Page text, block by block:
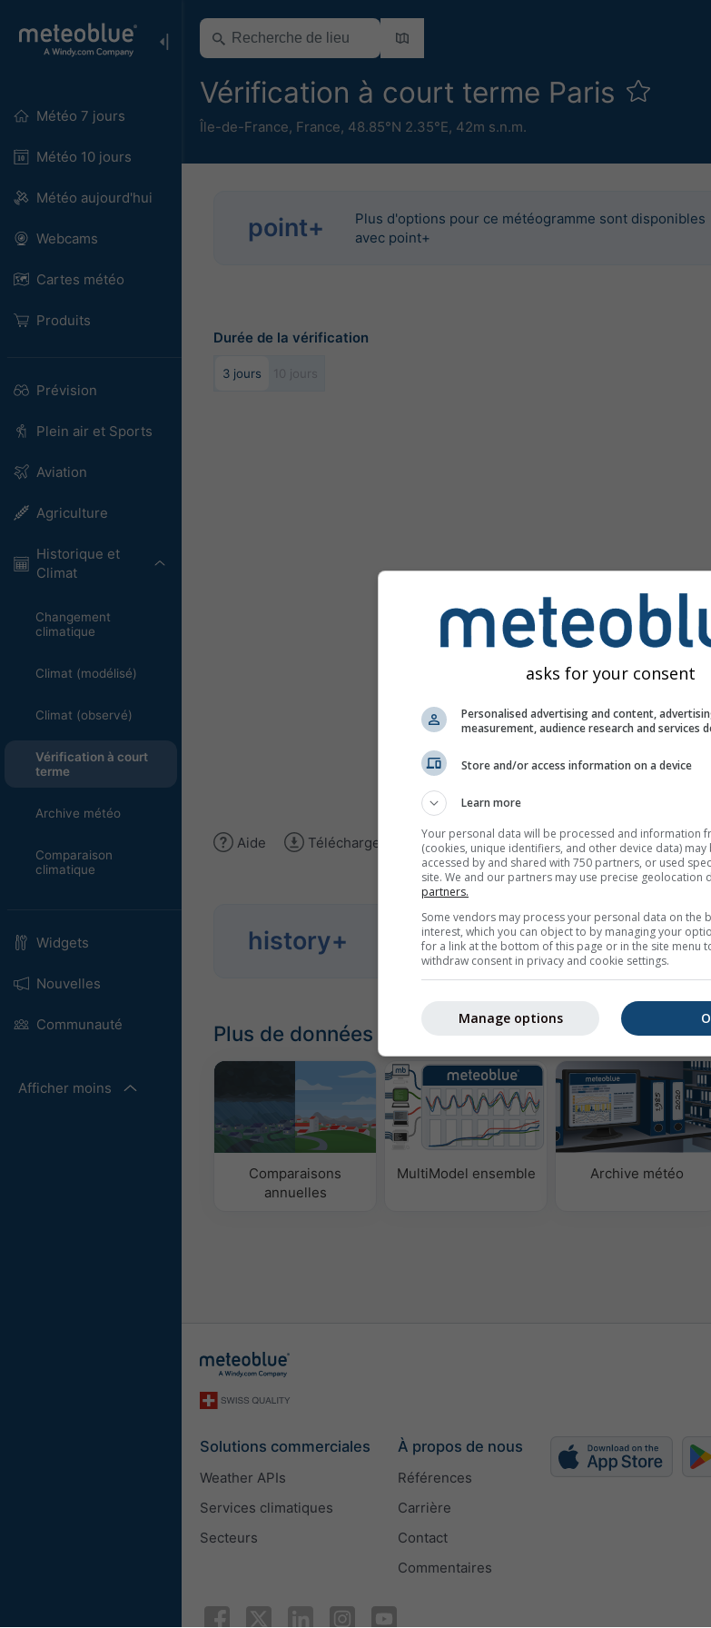
Météo 7 jours
Météo 10 jours
Météo aujourd'hui
Webcams
Cartes météo
Produits
Prévision
Plein air et Sports
Aviation
Agriculture
Historique et
Climat
Changement
climatique
Climat (modélisé)
Climat (observé)
Vérification à court
terme
Archive météo
Comparaison
climatique
Widgets
Nouvelles
Communauté
Afficher moins
Vérification à court terme Paris
Île-de-France, France, 48.85°N 2.35°E, 42m s.n.m.
point+
Plus d'options pour ce météogramme sont disponibles
avec point+
Durée de la vérification
3 jours 10 jours
Aide Télécharger l'image
history+
Analyser les données météorologiques historiques
depuis 1940
Plus de données météo
Comparaisons
annuelles
MultiModel ensemble Archive météo
Solutions commerciales
Weather APIs
Services climatiques
Secteurs
À propos de nous
Références
Carrière
Contact
Commentaires
asks for your consent
Personalised advertising and content,
measurement, audience research and services
Store and/or access information on a device
Learn more
Your personal data will be processed and information
(cookies, unique identifiers, and other device data) may
accessed by and shared with 750 partners, or used
site. We and our partners may use precise geolocation
partners.
Some vendors may process your personal data on the
interest, which you can object to by managing your
for a link at the bottom of this page or in the site menu
withdraw consent in privacy and cookie settings.
Manage options